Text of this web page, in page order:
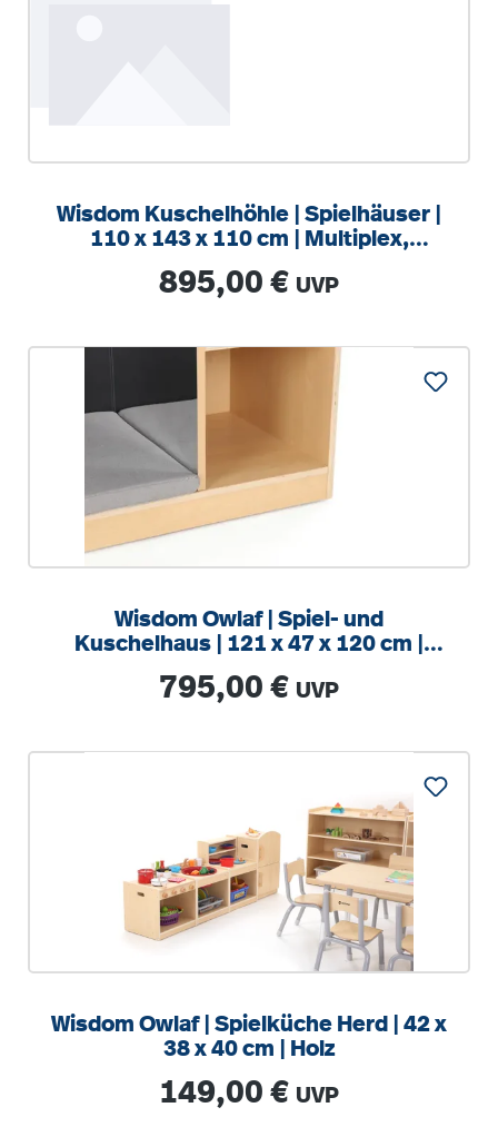
Wisdom Kuschelhöhle | Spielhäuser |
110 x 143 x 110 cm | Multiplex,
Regulärer Preis:
895,00 € UVP
Wisdom Owlaf | Spiel- und
Kuschelhaus | 121 x 47 x 120 cm |
Regulärer Preis:
795,00 € UVP
Wisdom Owlaf | Spielküche Herd | 42 x
38 x 40 cm | Holz
Regulärer Preis:
149,00 € UVP